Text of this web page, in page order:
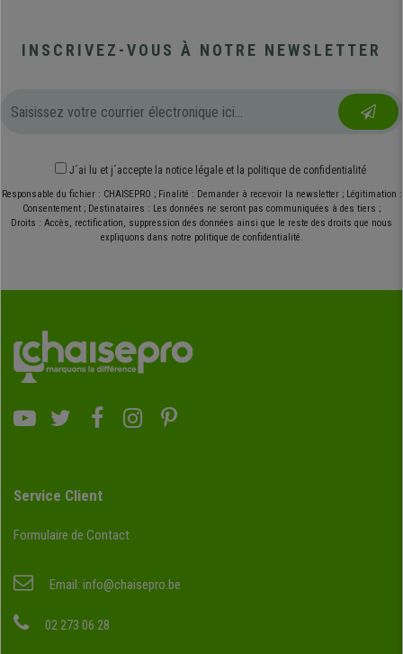
INSCRIVEZ-VOUS À NOTRE NEWSLETTER
J´ai lu et j´accepte la notice légale et la politique de confidentialité
Responsable du fichier : CHAISEPRO ; Finalité : Demander à recevoir la newsletter ; Légitimation :
Consentement ; Destinataires : Les données ne seront pas communiquées à des tiers ;
Droits : Accès, rectification, suppression des données ainsi que le reste des droits que nous
expliquons dans notre politique de confidentialité.
Service Client
Formulaire de Contact
Email: info@chaisepro.be
02 273 06 28